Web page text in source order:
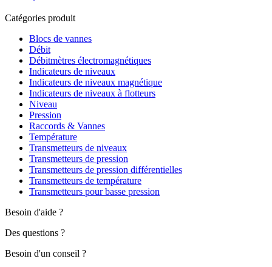
Catégories produit
Blocs de vannes
Débit
Débitmètres électromagnétiques
Indicateurs de niveaux
Indicateurs de niveaux magnétique
Indicateurs de niveaux à flotteurs
Niveau
Pression
Raccords & Vannes
Température
Transmetteurs de niveaux
Transmetteurs de pression
Transmetteurs de pression différentielles
Transmetteurs de température
Transmetteurs pour basse pression
Besoin d'aide ?
Des questions ?
Besoin d'un conseil ?